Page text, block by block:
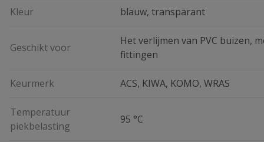
Kleur blauw, transparant
Geschikt voor
Het verlijmen van PVC buizen,
fittingen
Keurmerk ACS, KIWA, KOMO, WRAS
Temperatuur
piekbelasting
95 °C